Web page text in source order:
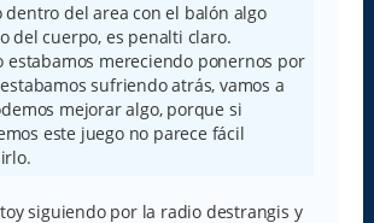
dentro del area con el balón algo
del cuerpo, es penalti claro.
estabamos mereciendo ponernos por
sufriendo atrás, vamos a
mejorar algo, porque si
este juego no parece fácil
siguiendo por la radio destrangis y